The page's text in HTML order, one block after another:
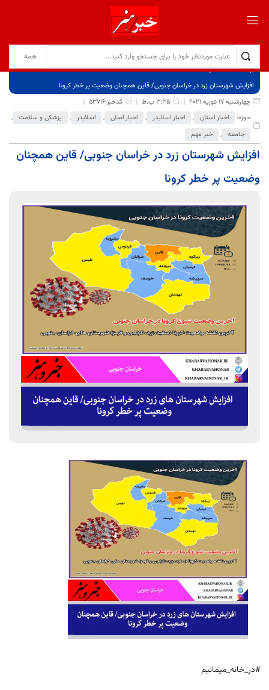
برگ نخست
نوشته‌ها
افزایش شهرستان زرد در خراسان جنوبی/ قاین همچنان وضعیت پر خطر کرونا
چهارشنبه 17 فوریه 2021
3:35 ب.ظ
کدخبر:53716
حوزه:
اخبار استان , اخبار اسلایدر , اخبار اصلی , اسلایدر , پزشکی و سلامت ,
جامعه , خبر مهم
افزایش شهرستان زرد در خراسان جنوبی/ قاین همچنان
وضعیت پر خطر کرونا
#در_خانه_میمانیم